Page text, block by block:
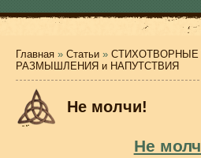
Главная » Статьи » СТИХОТВОРНЫЕ
РАЗМЫШЛЕНИЯ и НАПУТСТВИЯ
Не молчи!
Не